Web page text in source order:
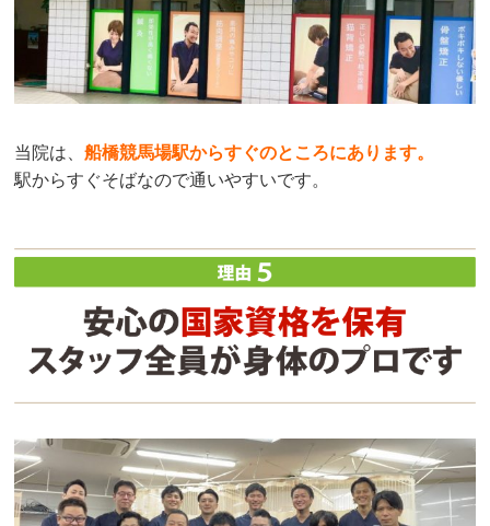
当院は、船橋競馬場駅からすぐのところにあります。
駅からすぐそばなので通いやすいです。